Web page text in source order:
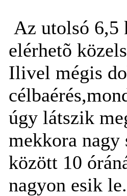
Az utolsó 6,5
elérhetõ
Ilivel mégis
úgy látszik
mekkora nagy
között 10
nagyon esik